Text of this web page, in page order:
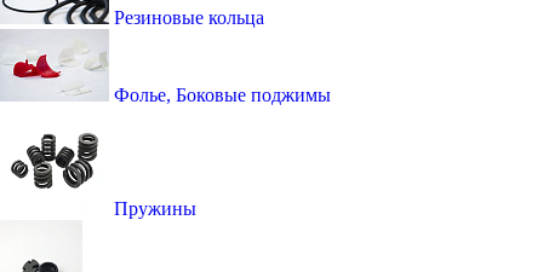
Резиновые кольца
Фолье, Боковые поджимы
Пружины